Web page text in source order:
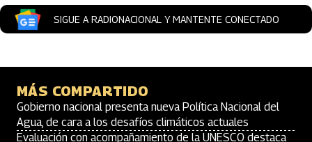
SIGUE A RADIONACIONAL Y MANTENTE CONECTADO
MÁS COMPARTIDO
Gobierno nacional presenta nueva Política Nacional del
Agua, de cara a los desafíos climáticos actuales
Evaluación con acompañamiento de la UNESCO destaca